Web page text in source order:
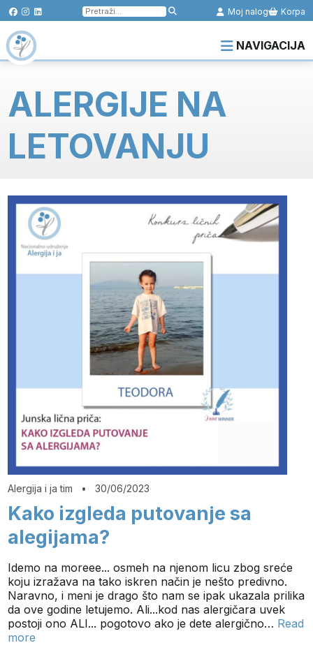
Pretraga
za:
Moj nalog Korpa
NAVIGACIJA
ALERGIJE NA
LETOVANJU
Alergija i ja tim •30/06/2023
Kako izgleda putovanje sa
alegijama?
Idemo na moreee... osmeh na njenom licu zbog sreće
koju izražava na tako iskren način je nešto predivno.
Naravno, i meni je drago što nam se ipak ukazala prilika
da ove godine letujemo. Ali...kod nas alergičara uvek
postoji ono ALI... pogotovo ako je dete alergično… Read
more